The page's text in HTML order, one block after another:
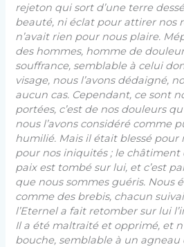
rejeton qui sort d’une terre
beauté, ni éclat pour attirer nos
n’avait rien pour nous plaire.
des hommes, homme de
souffrance, semblable à celui
visage, nous l’avons dédaigné,
aucun cas. Cependant, ce sont
portées, c’est de nos douleurs
nous l’avons considéré comme
humilié. Mais il était blessé pour
pour nos iniquités ; le châtiment
paix est tombé sur lui, et c’est
que nous sommes guéris. Nous
comme des brebis, chacun
l’Eternel a fait retomber sur lui
Il a été maltraité et opprimé, et
bouche, semblable à un agneau